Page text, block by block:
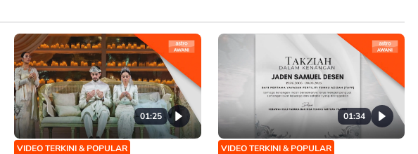
01:25
VIDEO TERKINI & POPULAR
01:34
VIDEO TERKINI & POPULAR